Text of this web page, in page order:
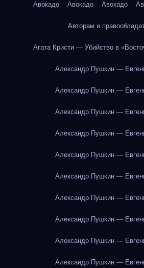
Авокадо Авокадо Авокадо
Авторам и
Агата Кристи — Убийство в
Александр Пушкин —
Александр Пушкин —
Александр Пушкин —
Александр Пушкин —
Александр Пушкин —
Александр Пушкин —
Александр Пушкин —
Александр Пушкин —
Александр Пушкин —
Александр Пушкин —